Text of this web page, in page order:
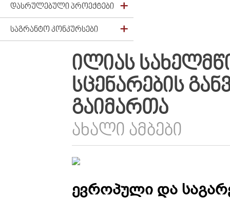
ᲓᲐᲡᲠᲣᲚᲔᲑᲣᲚᲘ ᲞᲠᲝᲔᲥᲢᲔᲑᲘ
ᲡᲐᲒᲠᲐᲜᲢᲝ ᲙᲝᲜᲙᲣᲠᲡᲔᲑᲘ
ᲘᲚᲘᲐᲡ
ᲡᲪᲔᲜᲐᲠᲔᲑᲘᲡ
ᲒᲐᲘᲛᲐᲠᲗᲐ
ᲐᲮᲐᲚᲘ ᲐᲛᲑᲔᲑᲘ
ევროპული და